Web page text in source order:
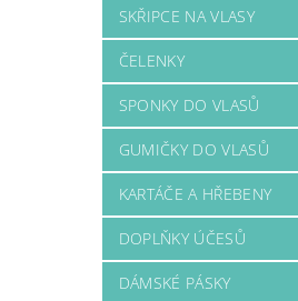
SKŘIPCE NA VLASY
ČELENKY
SPONKY DO VLASŮ
GUMIČKY DO VLASŮ
KARTÁČE A HŘEBENY
DOPLŇKY ÚČESŮ
DÁMSKÉ PÁSKY